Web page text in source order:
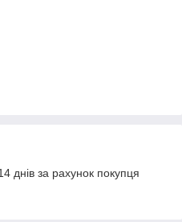
днів за рахунок покупця